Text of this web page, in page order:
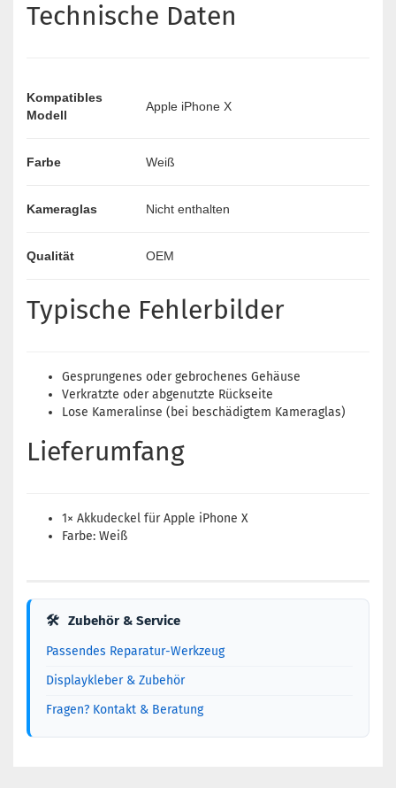
Technische Daten
Kompatibles
Modell
Apple iPhone X
Farbe Weiß
Kameraglas Nicht enthalten
Qualität OEM
Typische Fehlerbilder
Gesprungenes oder gebrochenes Gehäuse
Verkratzte oder abgenutzte Rückseite
Lose Kameralinse (bei beschädigtem Kameraglas)
Lieferumfang
1× Akkudeckel für Apple iPhone X
Farbe: Weiß
🛠 Zubehör & Service
Passendes Reparatur-Werkzeug
Displaykleber & Zubehör
Fragen? Kontakt & Beratung